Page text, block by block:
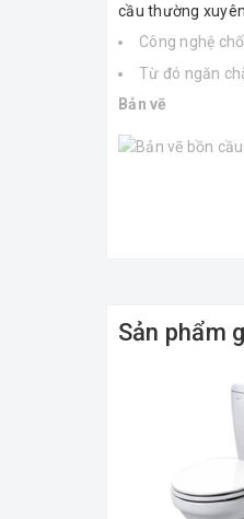
cầu thường
Công nghệ
Từ đó ngăn
Bản vẽ
Sản phẩm